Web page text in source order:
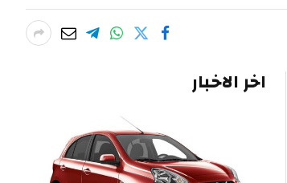
اخر الاخبار